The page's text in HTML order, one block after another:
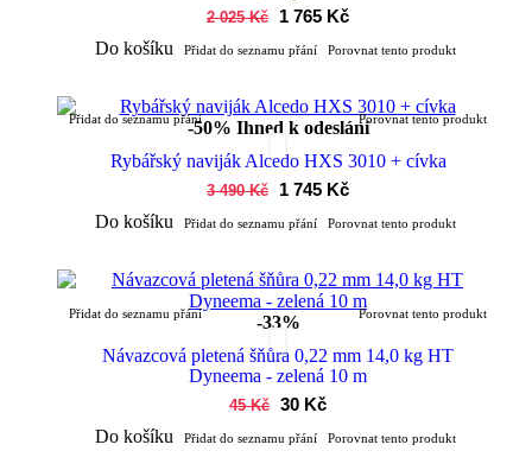
2 025 Kč
1 765 Kč
Do košíku
Přidat do seznamu přání Porovnat tento produkt
-50% Ihned k odeslání
Přidat do seznamu přání Porovnat tento produkt
Rybářský naviják Alcedo HXS 3010 + cívka
3 490 Kč
1 745 Kč
Do košíku
Přidat do seznamu přání Porovnat tento produkt
-33%
Přidat do seznamu přání Porovnat tento produkt
Návazcová pletená šňůra 0,22 mm 14,0 kg HT
Dyneema - zelená 10 m
45 Kč 30 Kč
Do košíku
Přidat do seznamu přání Porovnat tento produkt